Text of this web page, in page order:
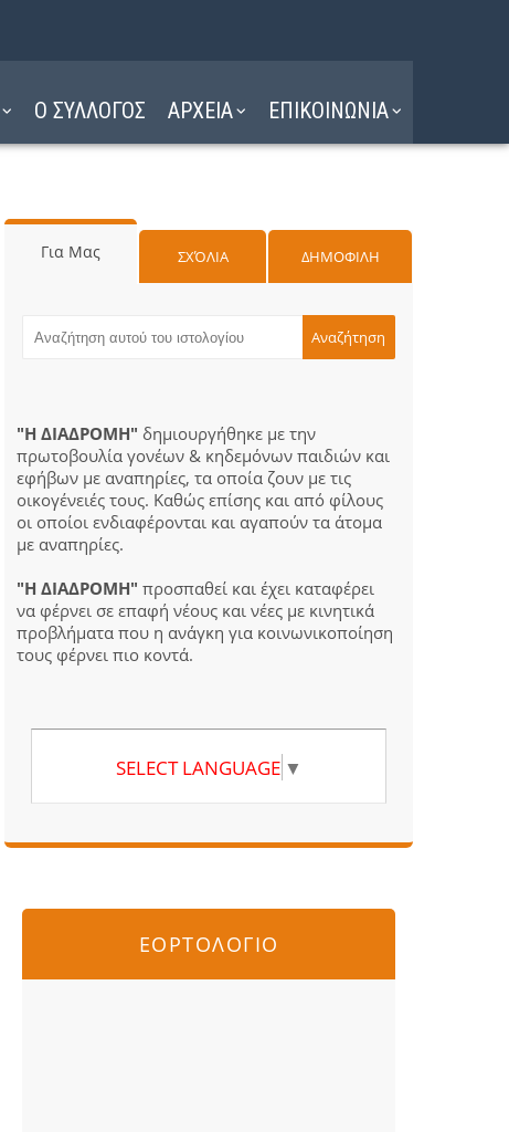
Ο ΣΥΛΛΟΓΟΣ ΑΡΧΕΙΑ ΕΠΙΚΟΙΝΩΝΙΑ
Για Μας ΣΧΌΛΙΑ ΔΗΜΟΦΙΛΗ
"Η ΔΙΑΔΡΟΜΗ" δημιουργήθηκε με την
πρωτοβουλία γονέων & κηδεμόνων παιδιών και
εφήβων με αναπηρίες, τα οποία ζουν με τις
οικογένειές τους. Καθώς επίσης και από φίλους
οι οποίοι ενδιαφέρονται και αγαπούν τα άτομα
με αναπηρίες.
"Η ΔΙΑΔΡΟΜΗ" προσπαθεί και έχει καταφέρει
να φέρνει σε επαφή νέους και νέες με κινητικά
προβλήματα που η ανάγκη για κοινωνικοποίηση
τους φέρνει πιο κοντά.
SELECT LANGUAGE ▼
ΕΟΡΤΟΛΟΓΙΟ